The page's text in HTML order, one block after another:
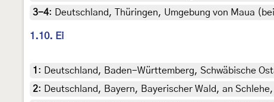
3-4: Deutschland, Thüringen, Umgebung von Maua
1.10. Ei
1 : Deutschland, Baden-Württemberg, Schwäbische
2: Deutschland, Bayern, Bayerischer Wald, an